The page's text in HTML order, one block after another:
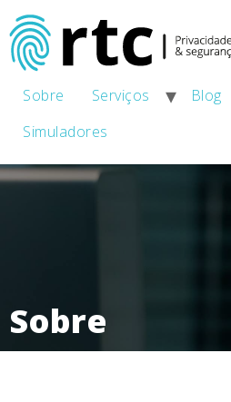
Sobre Serviços Blog
Simuladores
Sobre